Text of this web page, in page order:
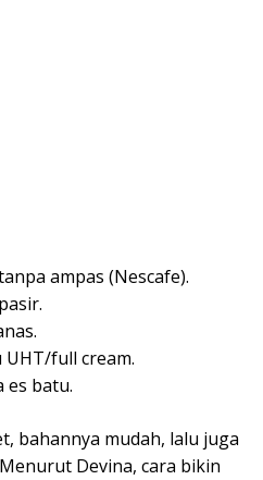
ampas (Nescafe).
UHT/full cream.
es batu.
bahannya mudah, lalu juga
Devina, cara bikin